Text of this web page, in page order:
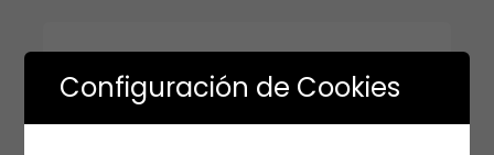
Configuración de Cookies